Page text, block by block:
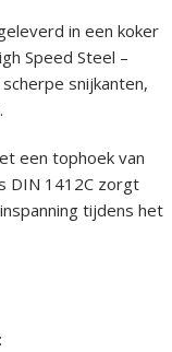
in een koker
Speed Steel –
snijkanten,
een tophoek van
DIN 1412C zorgt
tijdens het